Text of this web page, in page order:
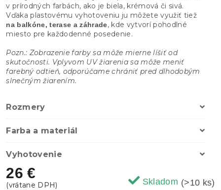
26 €
Skladom (>10 ks)
v prírodných farbách, ako je biela, krémová či sivá.
Vďaka plastovému vyhotoveniu ju môžete využiť tiež
na balkóne, terase a záhrade, kde vytvorí pohodlné
miesto pre každodenné posedenie.
Pozn.: Zobrazenie farby sa môže mierne líšiť od
skutočnosti. Vplyvom UV žiarenia sa môže meniť
farebný odtieň, odporúčame chrániť pred dlhodobým
slnečným žiarením.
Rozmery
Farba a materiál
Vyhotovenie